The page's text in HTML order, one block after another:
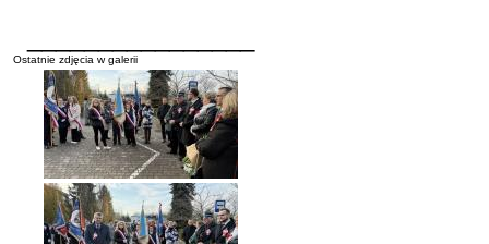
Ostatnie zdjęcia w galerii